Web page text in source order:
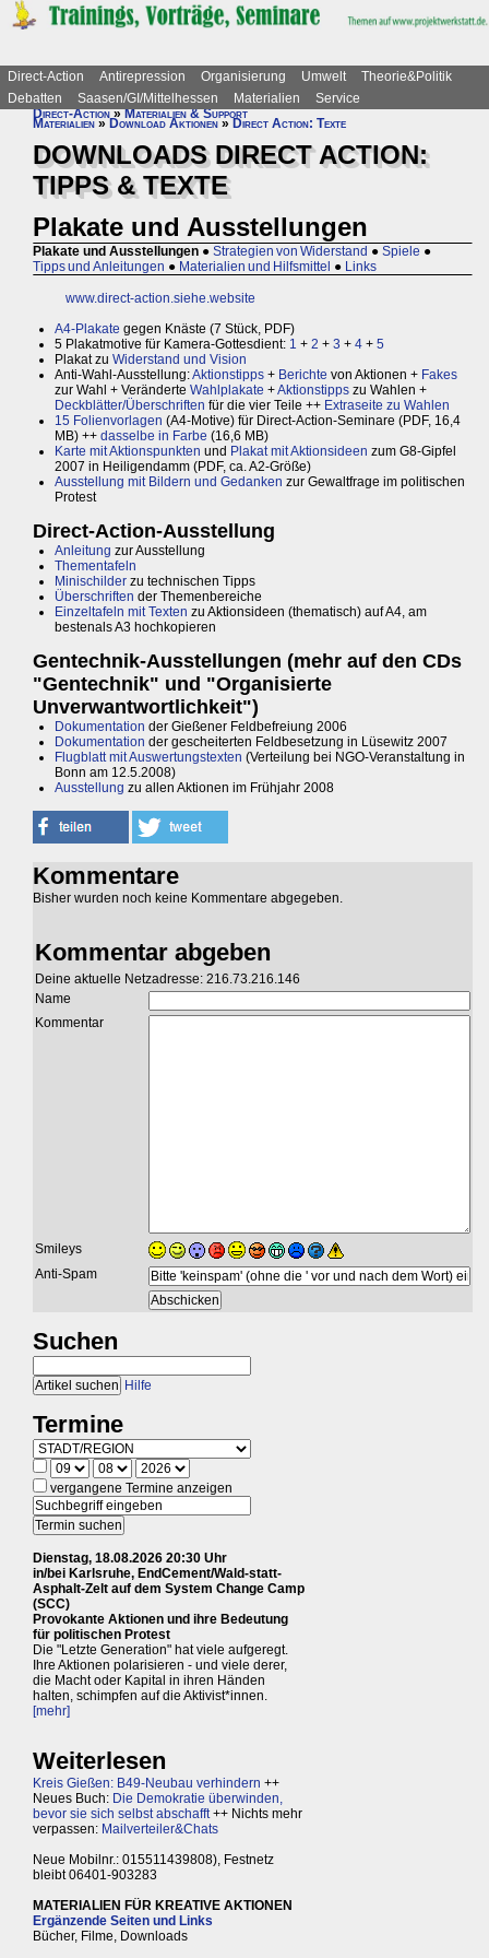
Direct-Action Antirepression Organisierung Umwelt
Theorie&Politik
Debatten
Saasen/GI/Mittelhessen Materialien
Service
Direct-Action»Materialien & Support
Materialien » Download Aktionen » Direct Action: Texte
DOWNLOADS DIRECT ACTION:
TIPPS & TEXTE
Plakate und Ausstellungen
Plakate und Ausstellungen ● Strategien von Widerstand ● Spiele ●
Tipps und Anleitungen ● Materialien und Hilfsmittel ● Links
www.direct-action.siehe.website
A4-Plakate gegen Knäste (7 Stück, PDF)
5 Plakatmotive für Kamera-Gottesdient: 1 + 2 + 3 + 4 + 5
Plakat zu Widerstand und Vision
Anti-Wahl-Ausstellung:Aktionstipps + Berichte von Aktionen + Fakes
zur Wahl + Veränderte Wahlplakate +Aktionstipps zu Wahlen +
Deckblätter/Überschriften für die vier Teile ++ Extraseite zu Wahlen
15 Folienvorlagen (A4-Motive) für Direct-Action-Seminare (PDF, 16,4
MB) ++ dasselbe in Farbe (16,6 MB)
Karte mit Aktionspunkten und Plakat mit Aktionsideen zum G8-Gipfel
2007 in Heiligendamm (PDF, ca. A2-Größe)
Ausstellung mit Bildern und Gedanken zur Gewaltfrage im politischen
Protest
Direct-Action-Ausstellung
Anleitung zur Ausstellung
Thementafeln
Minischilder zu technischen Tipps
Überschriften der Themenbereiche
Einzeltafeln mit Texten zu Aktionsideen (thematisch) auf A4, am
bestenals A3 hochkopieren
Gentechnik-Ausstellungen (mehr auf den CDs
"Gentechnik" und "Organisierte
Unverwantwortlichkeit")
Dokumentation der Gießener Feldbefreiung 2006
Dokumentation der gescheiterten Feldbesetzung in Lüsewitz 2007
Flugblatt mit Auswertungstexten (Verteilung bei NGO-Veranstaltung in
Bonn am 12.5.2008)
Ausstellung zu allen Aktionen im Frühjahr 2008
Kommentare
Bisher wurden noch keine Kommentare abgegeben.
Kommentar abgeben
Deine aktuelle Netzadresse: 216.73.216.146
Name
Kommentar
Smileys
Anti-Spam
Suchen
Hilfe
Termine
vergangene Termine anzeigen
Dienstag, 18.08.2026 20:30 Uhr
in/bei Karlsruhe, EndCement/Wald-statt-
Asphalt-Zelt auf dem System Change Camp
(SCC)
Provokante Aktionen und ihre Bedeutung
für politischen Protest
Die "Letzte Generation" hat viele aufgeregt.
Ihre Aktionen polarisieren - und viele derer,
die Macht oder Kapital in ihren Händen
halten, schimpfen auf die Aktivist*innen.
[mehr]
Weiterlesen
Kreis Gießen: B49-Neubau verhindern ++
Neues Buch: Die Demokratie überwinden,
bevor sie sich selbst abschafft++ Nichts mehr
verpassen: Mailverteiler&Chats
Neue Mobilnr.: 015511439808), Festnetz
bleibt 06401-903283
MATERIALIEN FÜR KREATIVE AKTIONEN
Ergänzende Seiten und Links
Bücher, Filme, Downloads